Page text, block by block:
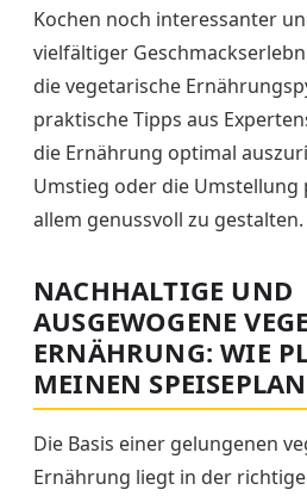
Kochen noch interessanter
vielfältiger
die vegetarische
praktische Tipps aus
die Ernährung optimal
Umstieg oder die
allem genussvoll zu gestalten.
NACHHALTIGE UND
AUSGEWOGENE
ERNÄHRUNG: WIE
MEINEN
Die Basis einer gelungenen
Ernährung liegt in der